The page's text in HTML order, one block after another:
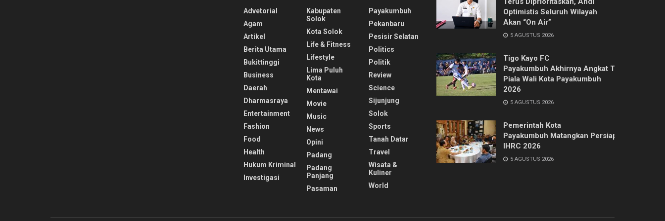
Advetorial
Agam
Artikel
Berita Utama
Bukittinggi
Business
Daerah
Dharmasraya
Entertainment
Fashion
Food
Health
Hukum Kriminal
Investigasi
Kabupaten
Solok
Kota Solok
Life & Fitness
Lifestyle
Lima Puluh
Kota
Mentawai
Movie
Music
News
Opini
Padang
Padang
Panjang
Pasaman
Payakumbuh
Pekanbaru
Pesisir Selatan
Politics
Politik
Review
Science
Sijunjung
Solok
Sports
Tanah Datar
Travel
Wisata &
Kuliner
World
Optimistis Seluruh Wilayah
Akan “On Air”
5 AGUSTUS 2026
Tigo Kayo FC
Payakumbuh Akhirnya Angkat Trofi
Piala Wali Kota Payakumbuh
2026
5 AGUSTUS 2026
Pemerintah Kota
Payakumbuh Matangkan Persiapan
IHRC 2026
5 AGUSTUS 2026